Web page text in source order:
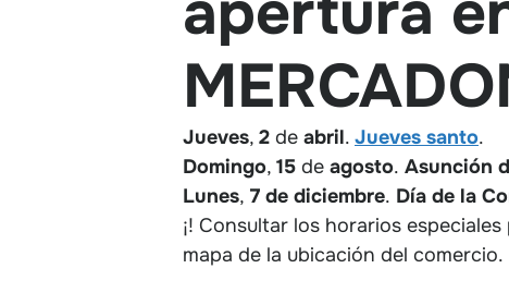
Jueves, 2 de abril. Jueves santo.
Domingo, 15 de agosto. Asunción
Lunes, 7 de diciembre. Día de la
¡! Consultar los horarios
mapa de la ubicación del comercio.